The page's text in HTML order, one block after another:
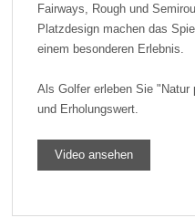
Fairways, Rough und
Platzdesign machen das
einem besonderen Erlebnis.
Als Golfer erleben Sie
und Erholungswert.
Video ansehen